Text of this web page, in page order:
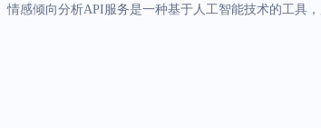
情感倾向分析API服务是一种基于人工智能技术的工具